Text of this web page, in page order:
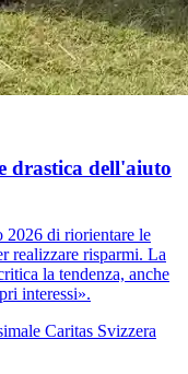
drastica dell'aiuto
2026 di riorientare le
realizzare risparmi. La
la tendenza, anche
interessi».
Caritas Svizzera